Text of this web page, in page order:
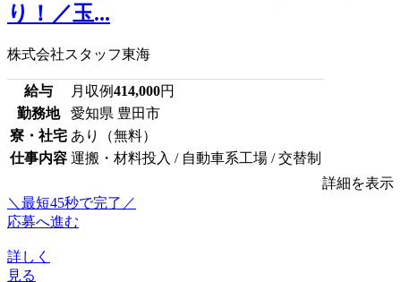
り！／玉...
株式会社スタッフ東海
給与 月収例414,000円
勤務地
愛知県 豊田市
寮・社宅 あり（無料）
仕事内容 運搬・材料投入 / 自動車系工場 / 交替制
詳細を表示
＼最短45秒で完了／
応募へ進む
詳しく
見る